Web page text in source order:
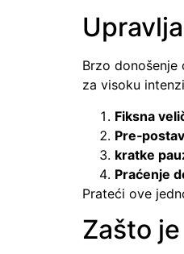
Brzo
za visoku
Fiksna
kratke
Praćenje
Prateći ove
Zašto